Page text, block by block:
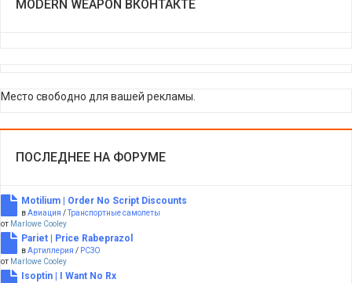
MODERN WEAPON ВКОНТАКТЕ
Место свободно для вашей рекламы.
ПОСЛЕДНЕЕ НА ФОРУМЕ
Motilium | Order No Script Discounts
вАвиация /Транспортные самолеты
от Marlowe Cooley
Pariet | Price Rabeprazol
вАртиллерия / РСЗО
от Marlowe Cooley
Isoptin | I Want No Rx